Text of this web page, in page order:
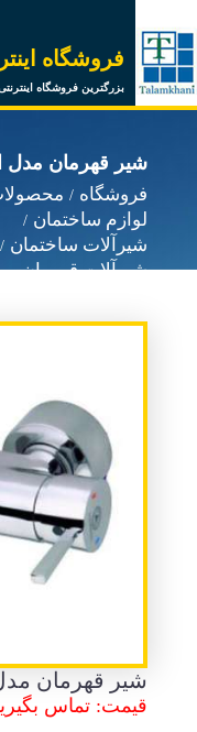
فروشگاه
بزرگترین فروشگاه
شیر قهرمان مدل
فروشگاه
لوازم ساختمان
شیرآلات ساختمان
شیرآلات قهرمان
شیر قهرمان
قیمت: تماس